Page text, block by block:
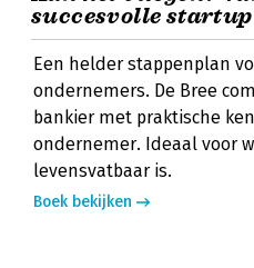
succesvolle startup
Een helder stappenplan
ondernemers. De Bree
bankier met praktische
ondernemer. Ideaal voor
levensvatbaar is.
Boek bekijken